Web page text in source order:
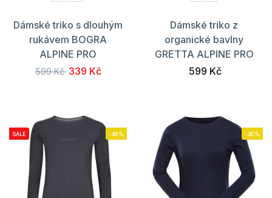
Dámské triko s dlouhým
rukávem BOGRA
ALPINE PRO
599 Kč 339 Kč
Dámské triko z
organické bavlny
GRETTA ALPINE PRO
599 Kč
SALE -46% -30%